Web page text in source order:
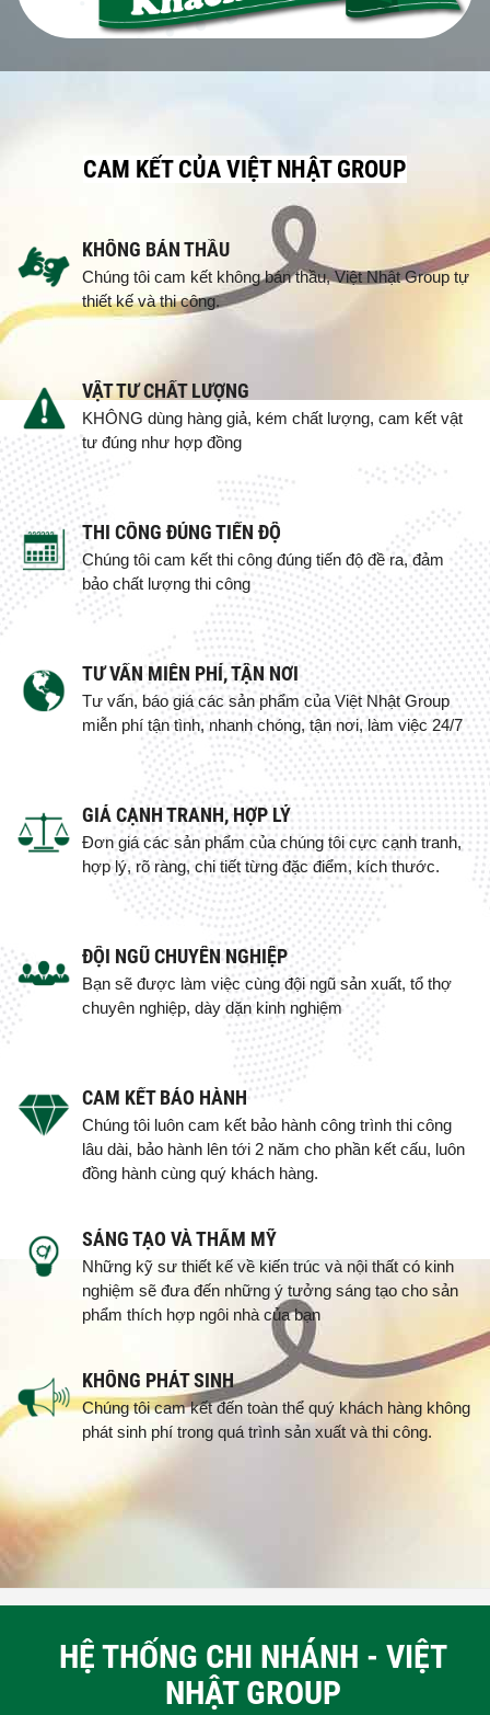
CAM KẾT CỦA VIỆT NHẬT GROUP
KHÔNG BÁN THẦU
Chúng tôi cam kết không bán thầu, Việt Nhật Group tự
thiết kế và thi công.
VẬT TƯ CHẤT LƯỢNG
KHÔNG dùng hàng giả, kém chất lượng, cam kết vật
tư đúng như hợp đồng
THI CÔNG ĐÚNG TIẾN ĐỘ
Chúng tôi cam kết thi công đúng tiến độ đề ra, đảm
bảo chất lượng thi công
TƯ VẤN MIỄN PHÍ, TẬN NƠI
Tư vấn, báo giá các sản phẩm của Việt Nhật Group
miễn phí tận tình, nhanh chóng, tận nơi, làm việc 24/7
GIÁ CẠNH TRANH, HỢP LÝ
Đơn giá các sản phẩm của chúng tôi cực cạnh tranh,
hợp lý, rõ ràng, chi tiết từng đặc điểm, kích thước.
ĐỘI NGŨ CHUYÊN NGHIỆP
Bạn sẽ được làm việc cùng đội ngũ sản xuất, tổ thợ
chuyên nghiệp, dày dặn kinh nghiệm
CAM KẾT BẢO HÀNH
Chúng tôi luôn cam kết bảo hành công trình thi công
lâu dài, bảo hành lên tới 2 năm cho phần kết cấu, luôn
đồng hành cùng quý khách hàng.
SÁNG TẠO VÀ THẨM MỸ
Những kỹ sư thiết kế về kiến trúc và nội thất có kinh
nghiệm sẽ đưa đến những ý tưởng sáng tạo cho sản
phẩm thích hợp ngôi nhà của bạn
KHÔNG PHÁT SINH
Chúng tôi cam kết đến toàn thể quý khách hàng không
phát sinh phí trong quá trình sản xuất và thi công.
HỆ THỐNG CHI NHÁNH - VIỆT
NHẬT GROUP